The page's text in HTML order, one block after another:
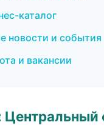
каталог
новости и события
и вакансии